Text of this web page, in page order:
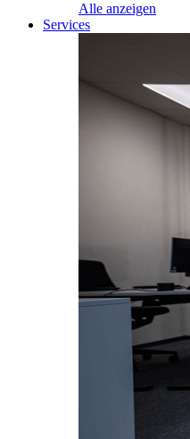
Alle anzeigen
Services